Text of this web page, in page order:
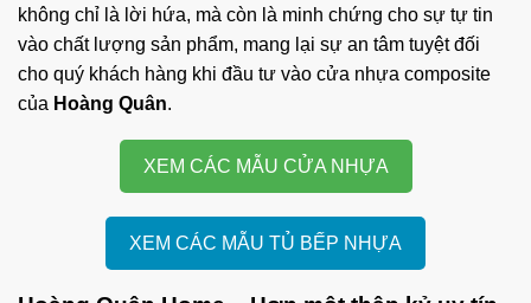
không chỉ là lời hứa, mà còn là minh chứng cho sự tự tin
vào chất lượng sản phẩm, mang lại sự an tâm tuyệt đối
cho quý khách hàng khi đầu tư vào cửa nhựa composite
của Hoàng Quân.
XEM CÁC MẪU CỬA NHỰA
XEM CÁC MẪU TỦ BẾP NHỰA